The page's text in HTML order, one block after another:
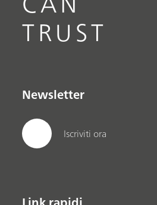
TRUST
Newsletter
Iscriviti ora